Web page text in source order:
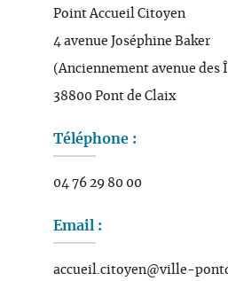
Point Accueil Citoyen
4 avenue Joséphine Baker
(Anciennement avenue des
38800 Pont de Claix
Téléphone :
04 76 29 80 00
Email :
accueil.citoyen@ville-